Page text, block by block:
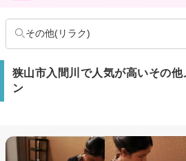
その他(リラク)
狭山市入間川で人気が高いその
ン